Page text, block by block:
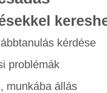
kérdése
problémák
munkába állás